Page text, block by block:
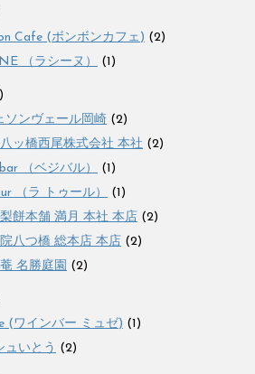
Cafe (ボンボンカフェ) (2)
（ラシーヌ）
(1)
ソンヴェール岡崎 (2)
ッ橋西尾株式会社 本社 (2)
（ベジバル）
(1)
（ラ トゥール）
(1)
餅本舗 満月 本社 本店 (2)
八つ橋 総本店 本店 (2)
名勝庭園 (2)
(ワインバー ミュゼ) (1)
ュいとう (2)